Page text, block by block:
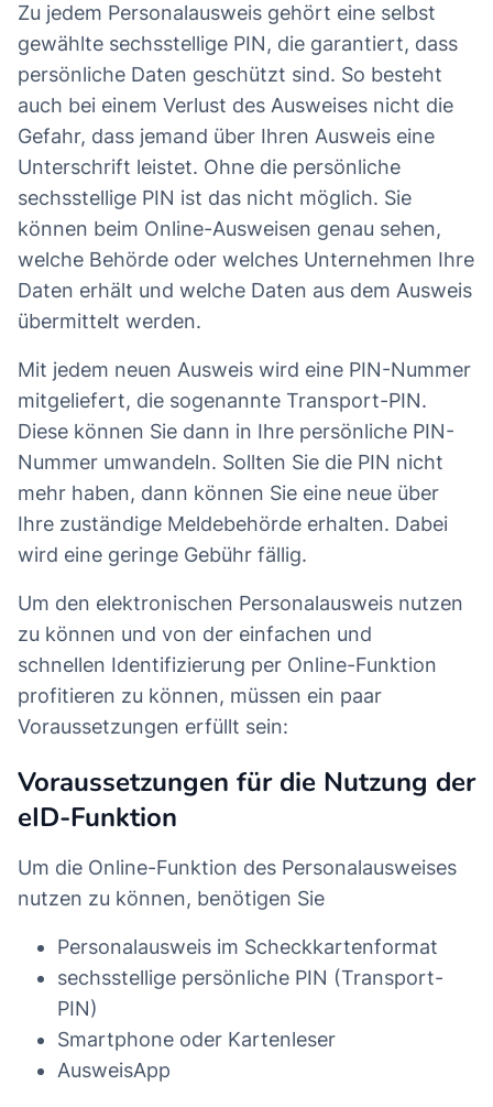
Zu jedem Personalausweis gehört eine selbst
gewählte sechsstellige PIN, die garantiert, dass
persönliche Daten geschützt sind. So besteht
auch bei einem Verlust des Ausweises nicht die
Gefahr, dass jemand über Ihren Ausweis eine
Unterschrift leistet. Ohne die persönliche
sechsstellige PIN ist das nicht möglich. Sie
können beim Online-Ausweisen genau sehen,
welche Behörde oder welches Unternehmen Ihre
Daten erhält und welche Daten aus dem Ausweis
übermittelt werden.
Mit jedem neuen Ausweis wird eine PIN-Nummer
mitgeliefert, die sogenannte Transport-PIN.
Diese können Sie dann in Ihre persönliche PIN-
Nummer umwandeln. Sollten Sie die PIN nicht
mehr haben, dann können Sie eine neue über
Ihre zuständige Meldebehörde erhalten. Dabei
wird eine geringe Gebühr fällig.
Um den elektronischen Personalausweis nutzen
zu können und von der einfachen und
schnellen Identifizierung per Online-Funktion
profitieren zu können, müssen ein paar
Voraussetzungen erfüllt sein:
Voraussetzungen für die Nutzung der
eID-Funktion
Um die Online-Funktion des Personalausweises
nutzen zu können, benötigen Sie
Personalausweis im Scheckkartenformat
sechsstellige persönliche PIN (Transport-
PIN)
Smartphone oder Kartenleser
AusweisApp